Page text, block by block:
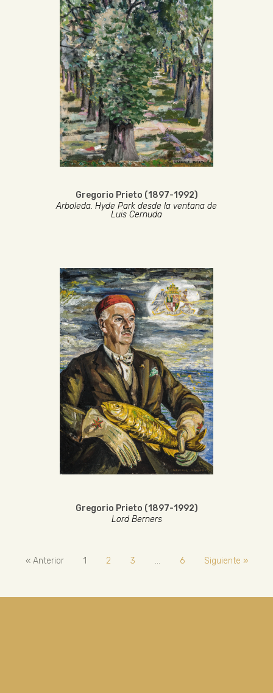
Gregorio Prieto (1897-1992)
Arboleda. Hyde Park desde la ventana de
Luis Cernuda
Gregorio Prieto (1897-1992)
Lord Berners
« Anterior 1 2 3 … 6 Siguiente »